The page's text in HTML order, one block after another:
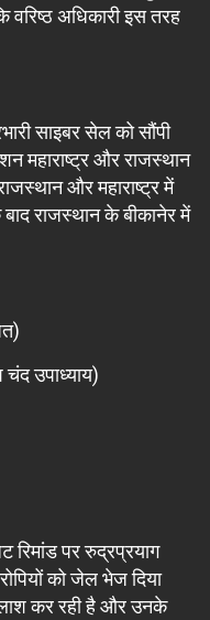
अधिकारी इस तरह
साइबर सेल को सौंपी
महाराष्ट्र और राजस्थान
और महाराष्ट्र में
राजस्थान के बीकानेर में
उपाध्याय)
रिमांड पर रुद्रप्रयाग
को जेल भेज दिया
कर रही है और उनके